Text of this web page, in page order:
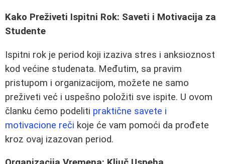
Kako Preživeti Ispitni Rok: Saveti i Motivacija za
Studente
Ispitni rok je period koji izaziva stres i anksioznost
kod većine studenata. Međutim, sa pravim
pristupom i organizacijom, možete ne samo
preživeti već i uspešno položiti sve ispite. U ovom
članku ćemo podeliti praktične savete i
motivacione reči koje će vam pomoći da prođete
kroz ovaj izazovan period.